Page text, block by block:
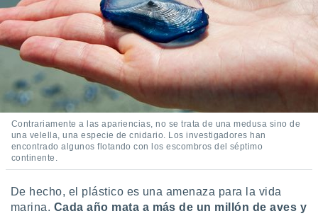
Contrariamente a las apariencias, no se trata de una medusa sino de
una velella, una especie de cnidario. Los investigadores han
encontrado algunos flotando con los escombros del séptimo
continente.
De hecho, el plástico es una amenaza para la vida
marina. Cada año mata a más de un millón de aves y